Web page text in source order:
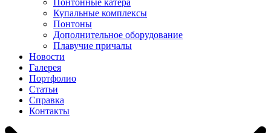
Понтонные катера
Купальные комплексы
Понтоны
Дополнительное оборудование
Плавучие причалы
Новости
Галерея
Портфолио
Статьи
Справка
Контакты